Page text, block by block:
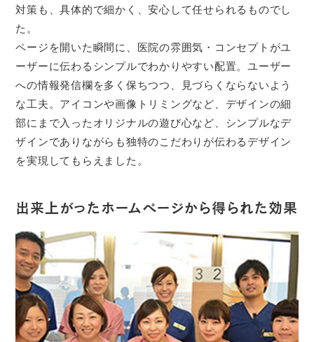
対策も、具体的で細かく、安心して任せられるものでし
た。
ページを開いた瞬間に、医院の雰囲気・コンセプトがユ
ーザーに伝わるシンプルでわかりやすい配置。ユーザー
への情報発信欄を多く保ちつつ、見づらくならないよう
な工夫。アイコンや画像トリミングなど、デザインの細
部にまで入ったオリジナルの遊び心など、シンプルなデ
ザインでありながらも独特のこだわりが伝わるデザイン
を実現してもらえました。
出来上がったホームページから得られた効果